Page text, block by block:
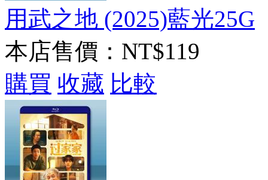
用武之地 (2025)藍光25G
本店售價： NT$119
購買 收藏 比較